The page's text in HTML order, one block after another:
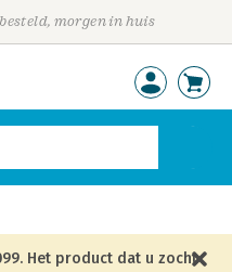
morgen in huis
Het product dat u zocht